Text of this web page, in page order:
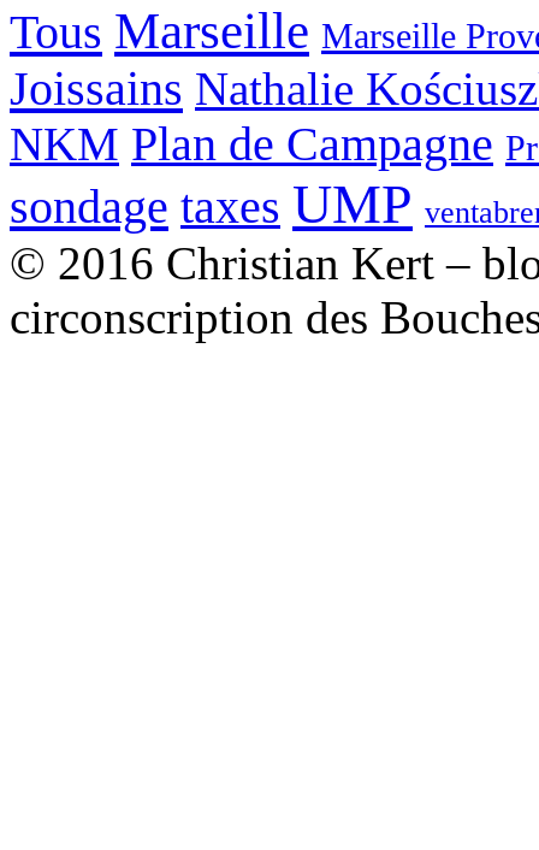
Tous Marseille Marseille
Joissains Nathalie
NKM Plan de Campagne
sondage taxes UMP
© 2016 Christian Kert –
circonscription des